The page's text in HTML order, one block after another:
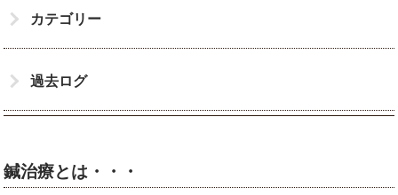
カテゴリー
過去ログ
鍼治療とは・・・